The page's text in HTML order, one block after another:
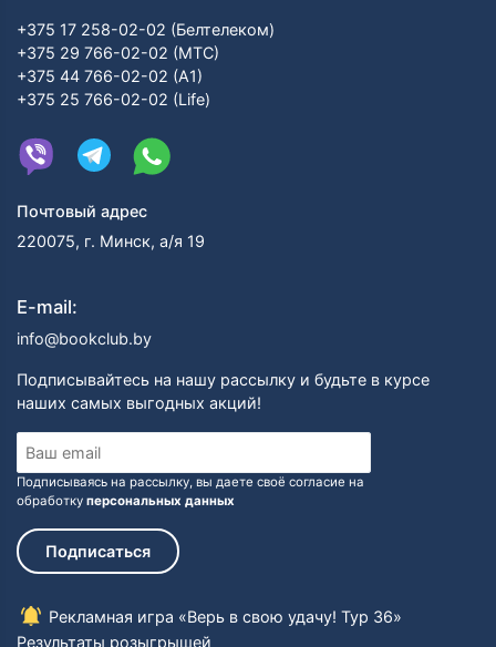
+375 17 258-02-02 (Белтелеком)
+375 29 766-02-02 (МТС)
+375 44 766-02-02 (А1)
+375 25 766-02-02 (Life)
Почтовый адрес
220075, г. Минск, а/я 19
E-mail:
info@bookclub.by
Подписывайтесь на нашу рассылку и будьте в курсе
наших самых выгодных акций!
Подписываясь на рассылку, вы даете своё согласие на
обработку персональных данных
Подписаться
Рекламная игра «Верь в свою удачу! Тур 36»
Результаты розыгрышей